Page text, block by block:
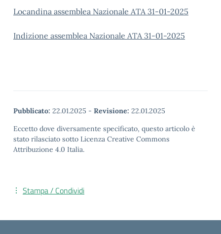
Locandina assemblea Nazionale ATA 31-01-2025
Indizione assemblea Nazionale ATA 31-01-2025
Pubblicato: 22.01.2025 - Revisione: 22.01.2025
Eccetto dove diversamente specificato, questo articolo è
stato rilasciato sotto Licenza Creative Commons
Attribuzione 4.0 Italia.
Stampa / Condividi